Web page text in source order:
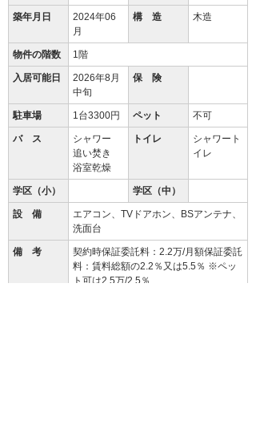
築年月日
2024年06
月
構 造 木造
物件の階数 1階
入居可能日
2026年8月
中旬
保 険
駐車場 1台3300円 ペット 不可
バ ス
シャワー
追い焚き
浴室乾燥
トイレ
シャワート
イレ
学区（小） 学区（中）
設 備
エアコン、TVドアホン、BSアンテナ、
洗面台
備 考
契約時保証委託料：2.2万/月額保証委託
料：賃料総額の2.2％又は5.5％ ※ペッ
ト可は2.5万/2.5％